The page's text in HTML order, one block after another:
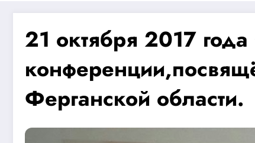
21 октября 2017
Ферганской области.